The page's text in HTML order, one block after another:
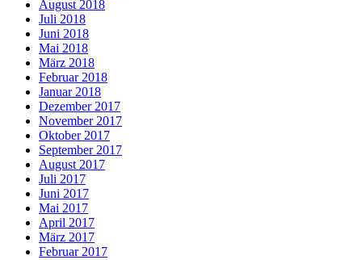
August 2018
Juli 2018
Juni 2018
Mai 2018
März 2018
Februar 2018
Januar 2018
Dezember 2017
November 2017
Oktober 2017
September 2017
August 2017
Juli 2017
Juni 2017
Mai 2017
April 2017
März 2017
Februar 2017